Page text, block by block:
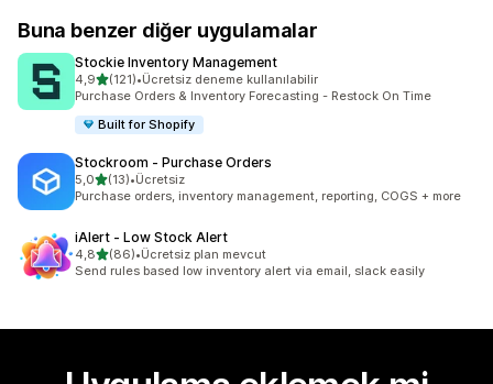
Buna benzer diğer uygulamalar
Stockie Inventory Management
4,95 yıldız üzerinden
(121)
toplam 121 değerlendirme
•Ücretsiz deneme kullanılabilir
Purchase Orders & Inventory Forecasting - Restock On Time
Built for Shopify
Stockroom ‑ Purchase Orders
5,05 yıldız üzerinden
(13)
toplam 13 değerlendirme
•Ücretsiz
Purchase orders, inventory management, reporting, COGS + more
iAlert ‑ Low Stock Alert
4,85 yıldız üzerinden
(86)
toplam 86 değerlendirme
•Ücretsiz plan mevcut
Send rules based low inventory alert via email, slack easily